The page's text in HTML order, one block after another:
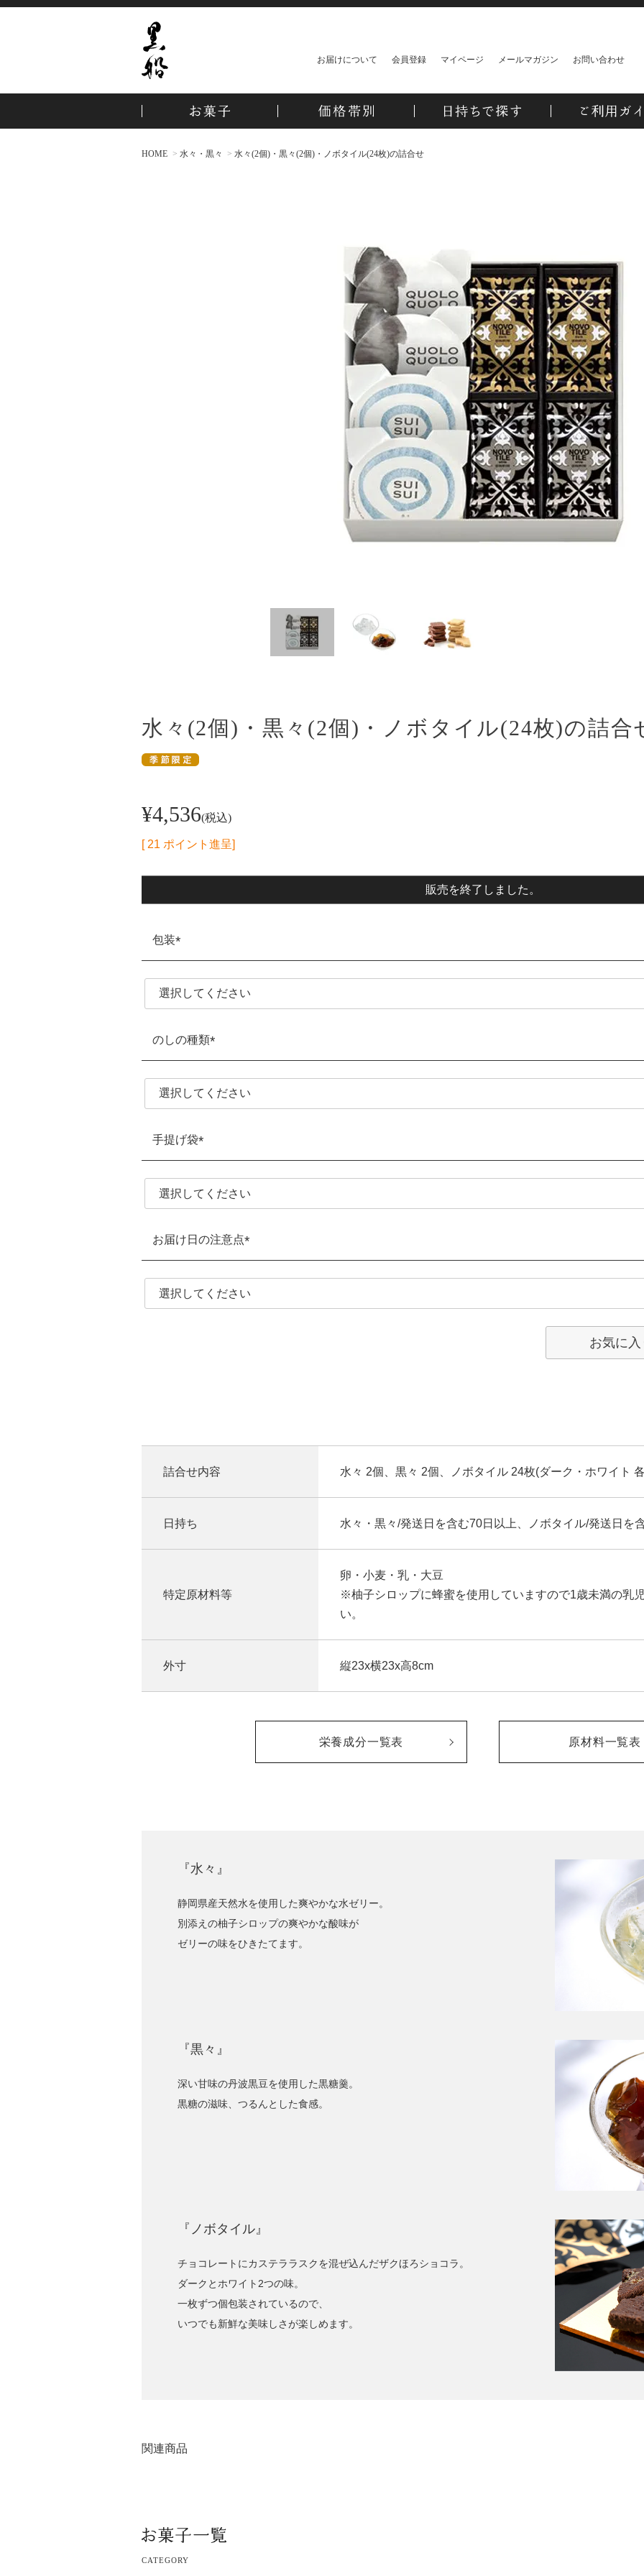
お届けについて 会員登録 マイページ メールマガジン お問い合わせ
HOME 水々・黒々 水々(2個)・黒々(2個)・ノボタイル(24枚)の詰合せ
水々(2個)・黒々(2個)・ノボタイル(24枚)の詰合
¥4,536 税込
[ 21 ポイント進呈]
販売を終了しました。
包装
(必
須)
のしの種類
(必
須)
手提げ袋
(必
須)
お届け日の注意点
(必
須)
お気に
詰合せ内容 水々 2個、黒々 2個、ノボタイル 24枚(ダーク・ホワイト
日持ち 水々・黒々/発送日を含む70日以上、ノボタイル/発送日を
特定原材料等
卵・小麦・乳・大豆
※柚子シロップに蜂蜜を使用していますので1歳未満の乳
い。
外寸 縦23x横23x高8cm
栄養成分一覧表 原材料一覧表
『水々』
静岡県産天然水を使用した爽やかな水ゼリー。
別添えの柚子シロップの爽やかな酸味が
ゼリーの味をひきたてます。
『黒々』
深い甘味の丹波黒豆を使用した黒糖羹。
黒糖の滋味、つるんとした食感。
『ノボタイル』
チョコレートにカステララスクを混ぜ込んだザクほろショコラ。
ダークとホワイト2つの味。
一枚ずつ個包装されているので、
いつでも新鮮な美味しさが楽しめます。
関連商品
CATEGORY